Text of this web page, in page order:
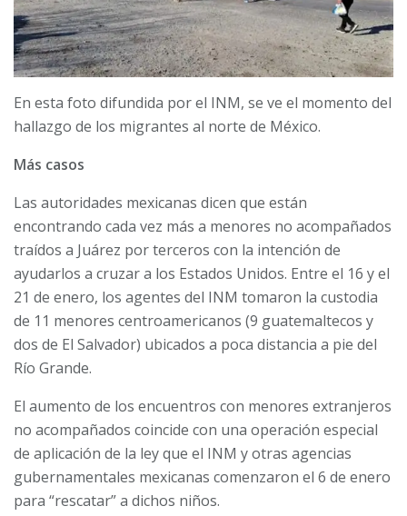
En esta foto difundida por el INM, se ve el momento del
hallazgo de los migrantes al norte de México.
Más casos
Las autoridades mexicanas dicen que están
encontrando cada vez más a menores no acompañados
traídos a Juárez por terceros con la intención de
ayudarlos a cruzar a los Estados Unidos. Entre el 16 y el
21 de enero, los agentes del INM tomaron la custodia
de 11 menores centroamericanos (9 guatemaltecos y
dos de El Salvador) ubicados a poca distancia a pie del
Río Grande.
El aumento de los encuentros con menores extranjeros
no acompañados coincide con una operación especial
de aplicación de la ley que el INM y otras agencias
gubernamentales mexicanas comenzaron el 6 de enero
para “rescatar” a dichos niños.